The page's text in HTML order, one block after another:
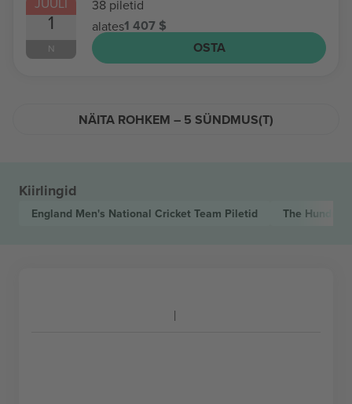
1
N
38 piletid
alates1 407 $
OSTA
NÄITA ROHKEM – 5 SÜNDMUS(T)
Kiirlingid
England Men's National Cricket Team Piletid The Hundred